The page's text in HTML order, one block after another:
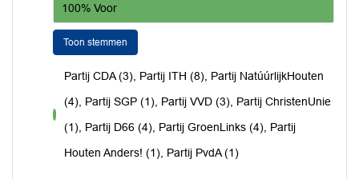
100% Voor
Toon stemmen
voor
Partij CDA (3), Partij ITH (8), Partij NatúúrlijkHouten
(4), Partij SGP (1), Partij VVD (3), Partij ChristenUnie
(1), Partij D66 (4), Partij GroenLinks (4), Partij
Houten Anders! (1), Partij PvdA (1)